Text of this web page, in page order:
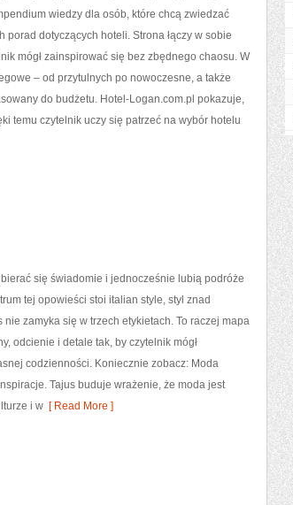
wiedzy dla osób, które chcą zwiedzać
dotyczących hoteli. Strona łączy w sobie
mógł zainspirować się bez zbędnego chaosu. W
– od przytulnych po nowoczesne, a także
do budżetu. Hotel-Logan.com.pl pokazuje,
temu czytelnik uczy się patrzeć na wybór hotelu
się świadomie i jednocześnie lubią podróże
tej opowieści stoi italian style, styl znad
zamyka się w trzech etykietach. To raczej mapa
odcienie i detale tak, by czytelnik mógł
codzienności. Koniecznie zobacz: Moda
Tajus buduje wrażenie, że moda jest
i w [ Read More ]